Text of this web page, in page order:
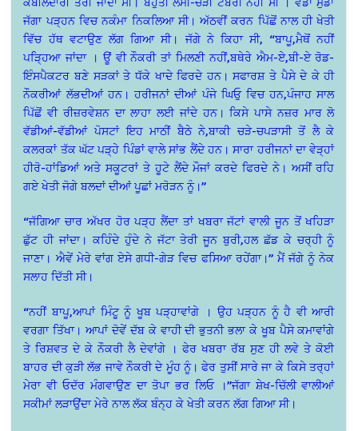
ਜੱਗਾ ਪੜ੍ਹਨ ਵਿਚ ਨਕੰਮਾ ਨਿਕਲਿਆ ਸੀ। ਅੱਠਵੀਂ ਕਰਨ ਪਿੱਛੋਂ ਨਾਲ ਹੀ ਖੇਤੀ
ਵਿੱਚ ਹੱਥ ਵਟਾਉਣ ਲੱਗ ਗਿਆ ਸੀ। ਜੱਗੇ ਨੇ ਕਿਹਾ ਸੀ, “ਬਾਪੂ,ਮੈਥੋਂ ਨਹੀਂ
ਪੜ੍ਹਿਆ ਜਾਂਦਾ । ਊਂ ਵੀ ਨੌਕਰੀ ਤਾਂ ਮਿਲਣੀ ਨਹੀਂ,ਬਥੇਰੇ ਐਮ-ਏ,ਬੀ-ਏ ਰੋਡ-
ਇੰਸਪੈਕਟਰ ਬਣੇ ਸੜਕਾਂ ਤੇ ਧੱਕੇ ਖਾਦੇ ਫਿਰਦੇ ਹਨ। ਸਫਾਰਸ਼ ਤੇ ਪੈਸੇ ਦੇ ਕੇ ਹੀ
ਨੌਕਰੀਆਂ ਲੱਭਦੀਆਂ ਹਨ। ਹਰੀਜਨਾਂ ਦੀਆਂ ਪੰਜੇ ਘਿਓੁ ਵਿਚ ਹਨ,ਪੰਜਾਹ ਸਾਲ
ਪਿੱਛੋਂ ਵੀ ਰੀਜ਼ਰਵੇਸ਼ਨ ਦਾ ਲਾਹਾ ਲਈ ਜਾਂਦੇ ਹਨ। ਕਿਸੇ ਪਾਸੇ ਨਜ਼ਰ ਮਾਰ ਲੋ
ਵੱਡੀਆਂ-ਵੱਡੀਆਂ ਪੋਸਟਾਂ ਇਹ ਮਾਠੀਂ ਬੈਠੇ ਨੇ,ਬਾਕੀ ਚੜੇ-ਚਪੜਾਸੀ ਤੋਂ ਲੈ ਕੇ
ਕਲਰਕਾਂ ਤੱਕ ਘੱਟ ਪੜ੍ਹੇ ਪਿੰਡਾਂ ਵਾਲੇ ਸਾਂਭ ਲੈਂਦੇ ਹਨ। ਸਾਰਾ ਹਰੀਜਨਾਂ ਦਾ ਵੇੜ੍ਹਾਂ
ਹੀਰੋ-ਹਾਂਡਿਆਂ ਅਤੇ ਸਕੂਟਰਾਂ ਤੇ ਹੂਟੇ ਲੈਂਦੇ ਮੌਜਾਂ ਕਰਦੇ ਫਿਰਦੇ ਨੇ। ਅਸੀਂ ਰਹਿ
ਗਏ ਖੇਤੀ ਜੋਗੇ ਬਲਦਾਂ ਦੀਆਂ ਪੂਛਾਂ ਮਰੋੜਨ ਨੂੰ।”
“ਜੱਗਿਆ ਚਾਰ ਅੱਖਰ ਹੋਰ ਪੜ੍ਹ ਲੈਂਦਾ ਤਾਂ ਖਬਰਾ ਜੱਟਾਂ ਵਾਲੀ ਜੂਨ ਤੋਂ ਖਹਿੜਾ
ਛੁੱਟ ਹੀ ਜਾਂਦਾ। ਕਹਿੰਦੇ ਹੁੰਦੇ ਨੇ ਜੱਟਾ ਤੇਰੀ ਜੂਨ ਬੁਰੀ,ਹਲ ਛੱਡ ਕੇ ਚਰ੍ਹੀ ਨੂੰ
ਜਾਣਾ। ਐਵੇਂ ਮੇਰੇ ਵਾਂਗ ਏਸੇ ਗਧੀ-ਗੇੜ ਵਿਚ ਫਸਿਆ ਰਹੇਂਗਾ।” ਮੈਂ ਜੱਗੇ ਨੂੰ ਨੇਕ
ਸਲਾਹ ਦਿੱਤੀ ਸੀ।
“ਨਹੀਂ ਬਾਪੂ,ਆਪਾਂ ਮਿੰਟੂ ਨੂੰ ਖੂਬ ਪੜ੍ਹਾਵਾਂਗੇ । ਉਹ ਪੜ੍ਹਨ ਨੂੰ ਹੈ ਵੀ ਆਰੀ
ਵਰਗਾ ਤਿੱਖਾ। ਆਪਾਂ ਦੋਵੇਂ ਦੱਬ ਕੇ ਵਾਹੀ ਦੀ ਭੁਤਨੀ ਭਲਾ ਕੇ ਖੂਬ ਪੈਸੇ ਕਮਾਵਾਂਗੇ
ਤੇ ਰਿਸ਼ਵਤ ਦੇ ਕੇ ਨੌਕਰੀ ਲੈ ਦੇਵਾਂਗੇ । ਫੇਰ ਖਬਰਾ ਰੱਬ ਸੁਣ ਹੀ ਲਵੇ ਤੇ ਕੋਈ
ਬਾਹਰ ਦੀ ਕੁੜੀ ਲੱਭ ਜਾਵੇ ਨੌਕਰੀ ਦੇ ਮੂੰਹ ਨੂੰ। ਫੇਰ ਤੁਸੀਂ ਸਾਰੇ ਜਾ ਕੇ ਕਿਸੇ ਤਰ੍ਹਾਂ
ਮੇਰਾ ਵੀ ਓਦੱਰ ਮੰਗਵਾਉਣ ਦਾ ਤੋਪਾ ਭਰ ਲਿਓ ।”ਜੱਗਾ ਸ਼ੇਖ-ਚਿੱਲੀ ਵਾਲੀਆਂ
ਸਕੀਮਾਂ ਲੜਾਉਂਦਾ ਮੇਰੇ ਨਾਲ ਲੱਕ ਬੰਨ੍ਹ ਕੇ ਖੇਤੀ ਕਰਨ ਲੱਗ ਗਿਆ ਸੀ।